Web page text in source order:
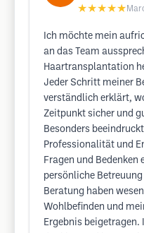
★★★★★
Ich möchte mein
an das Team
Haartransplantation
Jeder Schritt meiner
verständlich erklärt,
Zeitpunkt sicher und
Besonders
Professionalität und
Fragen und Bedenken
persönliche
Beratung haben
Wohlbefinden und
Ergebnis beigetragen.